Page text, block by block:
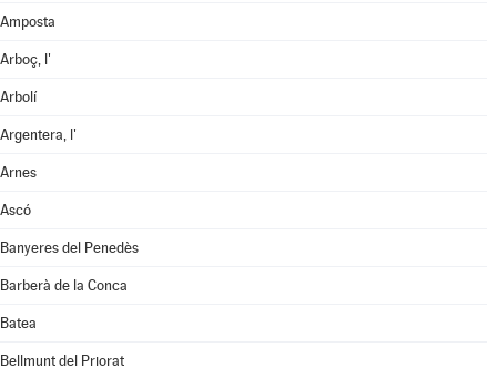
Amposta
Arboç, l'
Arbolí
Argentera, l'
Arnes
Ascó
Banyeres del Penedès
Barberà de la Conca
Batea
Bellmunt del Priorat